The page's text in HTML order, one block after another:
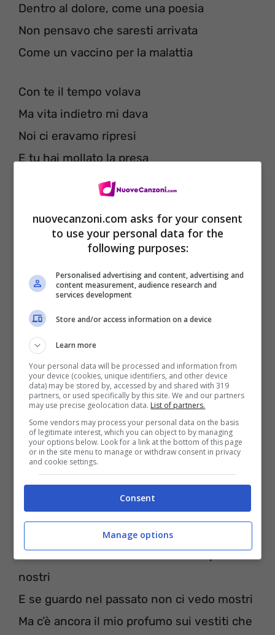
Dentro al dolore, come una poesia
Non pensavo che saresti arrivata
Come un vaccino per la malattia
Con te il tempo volava
Ma vita indietro mi dava
Noi ci eravamo ripresi
E tu hai mollato la presa
E presi a pugni il cielo
shakespeariane più conosciute e citate. Fu scritta probabilmente
tra il 1600 e l’estate del 1602.]
Ti avrei dato tutto quello che, sai, non
avevo
[Pre-Ritornello]
Mentre anneghi tra i “potevi”, “dovevi”, “se
Tutti i baci che ti ho dato non sono più
nostri
E se guardo nel passato non ci vedo mostri
Ma c’è ancora il mio profumo sui vestiti che
nuovecanzoni.com asks for your consent
to use your personal data for the
following purposes:
Personalised advertising and content, advertising and
content measurement, audience research and
services development
Store and/or access information on a device
Learn more
Your personal data will be processed and information from
your device (cookies, unique identifiers, and other device
data) may be stored by, accessed by and shared with 319
partners, or used specifically by this site. We and our partners
may use precise geolocation data. List of partners.
Some vendors may process your personal data on the basis
of legitimate interest, which you can object to by managing
your options below. Look for a link at the bottom of this page
or in the site menu to manage or withdraw consent in privacy
and cookie settings.
Consent
Manage options